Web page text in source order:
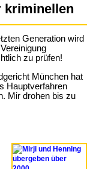
kriminellen
Generation wird
zu prüfen!
München hat
Hauptverfahren
Mir drohen bis zu